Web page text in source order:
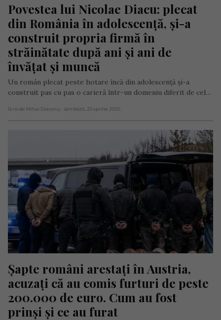
Povestea lui Nicolae Diacu: plecat
din România în adolescență, și-a
construit propria firmă în
străinătate după ani și ani de
învățat și muncă
Un român plecat peste hotare încă din adolescență și-a
construit pas cu pas o carieră într-un domeniu diferit de cel…
Scris de Mihai Diaconu - sâmbătă, 25 aprilie 2026
Șapte români arestați în Austria,
acuzați că au comis furturi de peste
200.000 de euro. Cum au fost
prinși și ce au furat